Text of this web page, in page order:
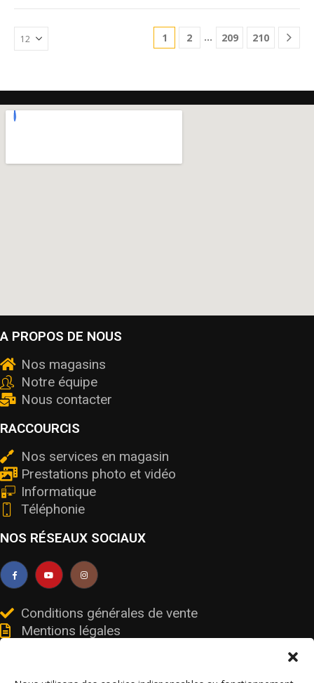
1 2 … 209 210
A PROPOS DE NOUS
Nos magasins
Notre équipe
Nous contacter
RACCOURCIS
Nos services en magasin
Prestations photo et vidéo
Informatique
Téléphonie
NOS RÉSEAUX SOCIAUX
Conditions générales de vente
Mentions légales